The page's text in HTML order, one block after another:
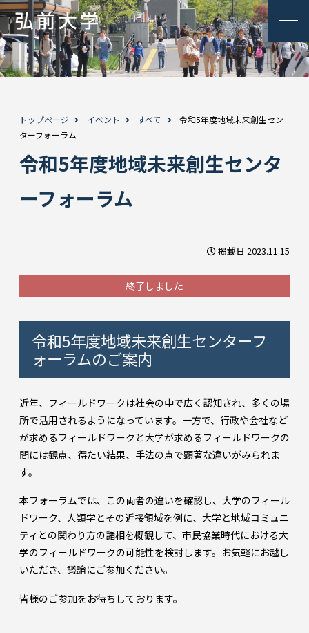
トップページ イベント すべて
令和5年度地域未来創生セン
ターフォーラム
令和5年度地域未来創生センタ
ーフォーラム
掲載日 2023.11.15
終了しました
令和5年度地域未来創生センターフ
ォーラムのご案内
近年、フィールドワークは社会の中で広く認知され、多くの場
所で活用されるようになっています。一方で、行政や会社など
が求めるフィールドワークと大学が求めるフィールドワークの
間には観点、得たい結果、手法の点で顕著な違いがみられま
す。
本フォーラムでは、この両者の違いを確認し、大学のフィール
ドワーク、人類学とその近接領域を例に、大学と地域コミュニ
ティとの関わり方の諸相を概観して、市民協業時代における大
学のフィールドワークの可能性を検討します。お気軽にお越し
いただき、議論にご参加ください。
皆様のご参加をお待ちしております。